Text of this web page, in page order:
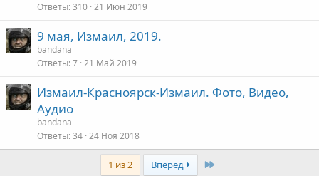
Ответы 310 21 Июн 2019
9 мая, Измаил, 2019.
bandana
Ответы 7 21 Май 2019
Измаил-Красноярск-Измаил. Фото, Видео,
Аудио
bandana
Ответы 34 24 Ноя 2018
1 из 2 Вперёд Last